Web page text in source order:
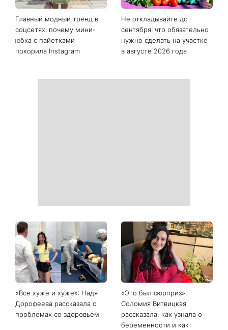
Главный модный тренд в
соцсетях: почему мини-
юбка с пайетками
покорила Instagram
Не откладывайте до
сентября: что обязательно
нужно сделать на участке
в августе 2026 года
«Все хуже и хуже»: Надя
Дорофеева рассказала о
проблемах со здоровьем
«Это был сюрприз»:
Соломия Витвицкая
рассказала, как узнала о
беременности и как